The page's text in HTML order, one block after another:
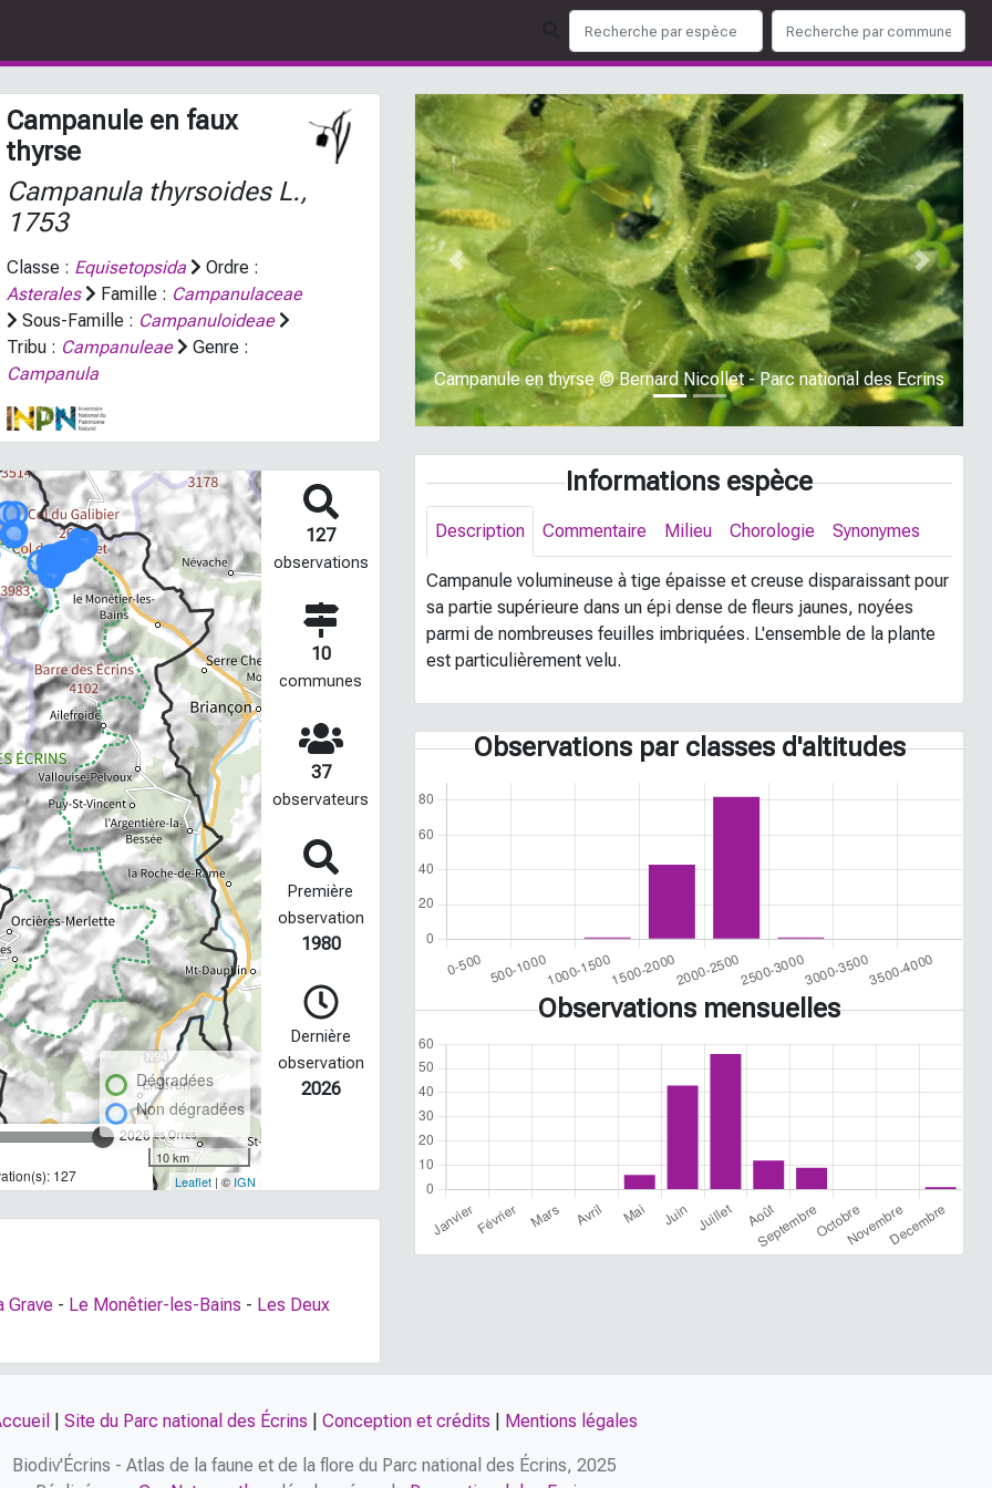
Campanule en faux
thyrse
Campanula thyrsoidesL.,
1753
Classe : Equisetopsida
Ordre :
Asterales
Famille : Campanulaceae
Sous-Famille : Campanuloideae
Tribu : Campanuleae
Genre :
Campanula
2026
127
Dégradées
Non dégradées
10 km
Leaflet| © IGN
127
observations
10
communes
37
observateurs
Première
observation
1980
Dernière
observation
2026
Grave - Le Monêtier-les-Bains - Les Deux
Campanule en thyrse © Bernard Nicollet - Parc national des Ecrins
Previous Next
Informations espèce
Description Commentaire Milieu Chorologie Synonymes
Campanule volumineuse à tige épaisse et creuse disparaissant pour
sa partie supérieure dans un épi dense de fleurs jaunes, noyées
parmi de nombreuses feuilles imbriquées. L'ensemble de la plante
est particulièrement velu.
Observations par classes d'altitudes
Observations mensuelles
Site du Parc national des Écrins Conception et crédits Mentions légales
Biodiv'Écrins - Atlas de la faune et de la flore du Parc national des Écrins, 2025